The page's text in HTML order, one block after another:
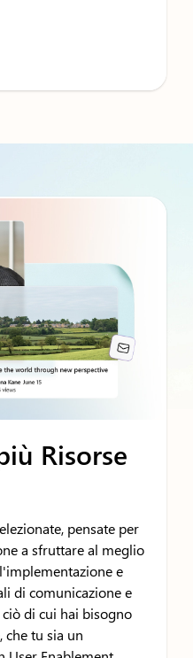
Risorse
pensate per
a sfruttare al meglio
e
di comunicazione e
di cui hai bisogno
che tu sia un